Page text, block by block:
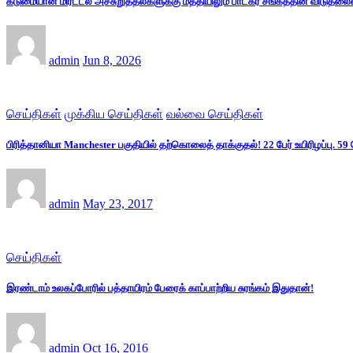
admin Jun 8, 2026
செய்திகள் முக்கிய செய்திகள் வல்வை செய்திகள்
பிரித்தானியா Manchester பகுதியில் தற்கொலைத் தாக்குதல்! 22 பேர் உயிரிழப்பு.
admin May 23, 2017
செய்திகள்
இரண்டாம் உலகப்போரில் பத்தாயிரம் பேரைக் காப்பாற்றிய சுரங்கம் இதுதான்!
admin Oct 16, 2016